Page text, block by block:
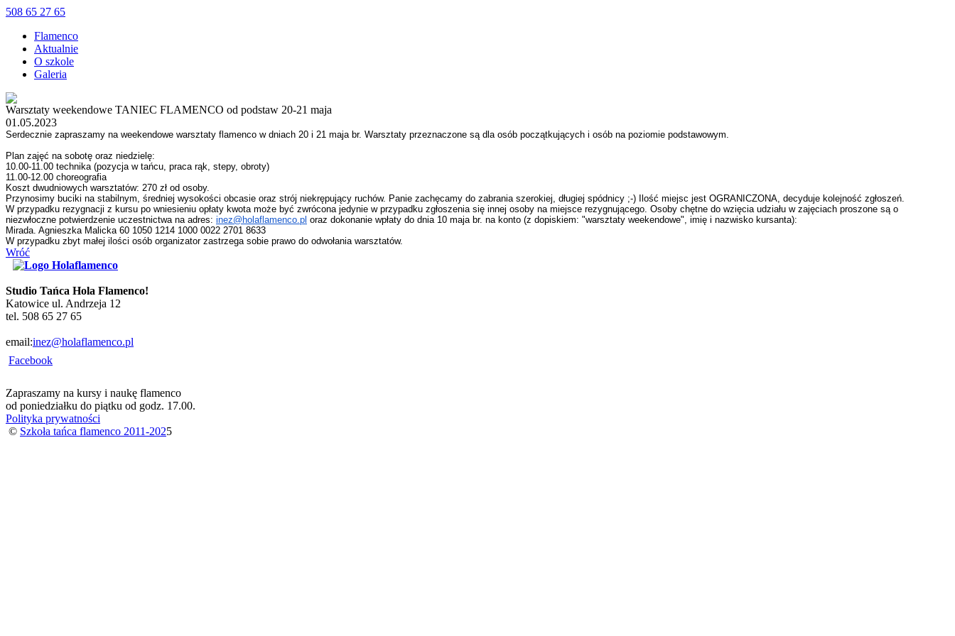
508 65 27 65
Flamenco
Aktualnie
O szkole
Galeria
Warsztaty weekendowe TANIEC FLAMENCO od podstaw 20-21 maja
01.05.2023
Serdecznie zapraszamy na weekendowe warsztaty flamenco w dniach 20 i 21 maja br. Warsztaty przeznaczone są dla osób początkujących i osób na poziomie podstawowym.
Plan zajęć na sobotę oraz niedzielę:
10.00-11.00 technika (pozycja w tańcu, praca rąk, stepy, obroty)
11.00-12.00 choreografia
Koszt dwudniowych warsztatów: 270 zł od osoby.
Przynosimy buciki na stabilnym, średniej wysokości obcasie oraz strój niekrępujący ruchów. Panie zachęcamy do zabrania szerokiej, długiej spódnicy ;-) Ilość miejsc jest OGRANICZONA, decyduje kolejność zgłoszeń.
W przypadku rezygnacji z kursu po wniesieniu opłaty kwota może być zwrócona jedynie w przypadku zgłoszenia się innej osoby na miejsce rezygnującego. Osoby chętne do wzięcia udziału w zajęciach proszone są o
niezwłoczne potwierdzenie uczestnictwa na adres: inez@holaflamenco.pl oraz dokonanie wpłaty do dnia 10 maja br. na konto (z dopiskiem: "warsztaty weekendowe", imię i nazwisko kursanta):
Mirada. Agnieszka Malicka 60 1050 1214 1000 0022 2701 8633
W przypadku zbyt małej ilości osób organizator zastrzega sobie prawo do odwołania warsztatów.
Wróć
Studio Tańca Hola Flamenco!
Katowice ul. Andrzeja 12
tel. 508 65 27 65
email:inez@holaflamenco.pl
Facebook
Zapraszamy na kursy i naukę flamenco
od poniedziałku do piątku od godz. 17.00.
Polityka prywatności
© Szkoła tańca flamenco 2011-2025